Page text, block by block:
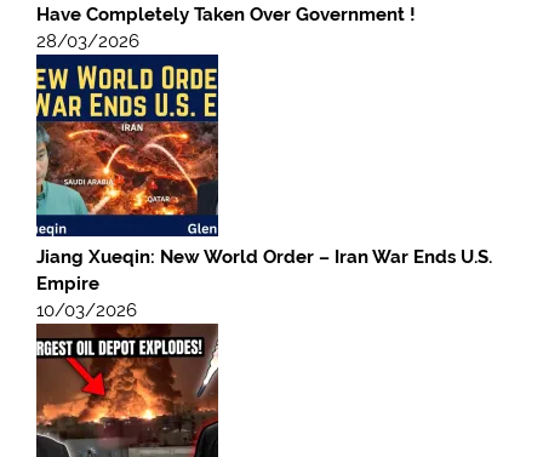
Have Completely Taken Over Government !
28/03/2026
Jiang Xueqin: New World Order – Iran War Ends U.S.
Empire
10/03/2026